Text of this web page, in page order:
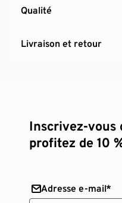
Qualité
Livraison et retour
Inscrivez-vous
profitez de 10
Adresse e-mail*